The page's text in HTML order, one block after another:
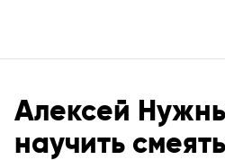
Алексей
научить